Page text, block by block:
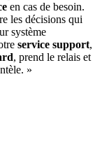
en cas de besoin.
les décisions qui
système
service support,
, prend le relais et
»